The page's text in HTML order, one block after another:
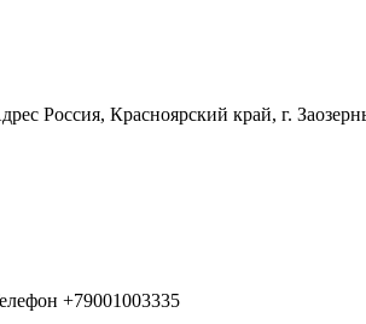
Россия, Красноярский край, г.
+79001003335